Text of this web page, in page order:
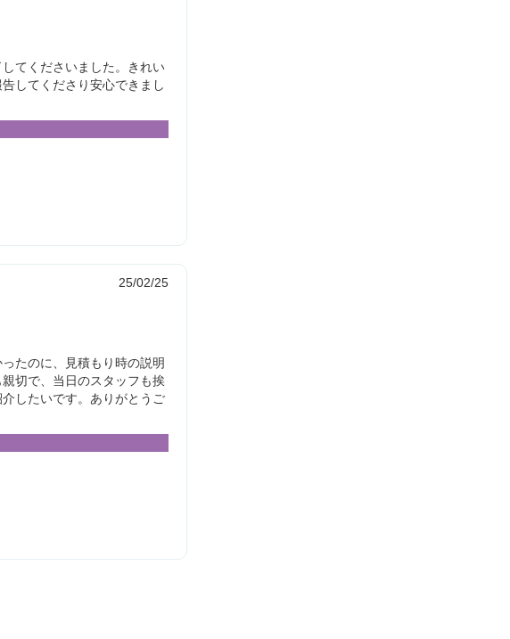
てくださいました。きれい
してくださり安心できまし
25/02/25
たのに、見積もり時の説明
切で、当日のスタッフも挨
したいです。ありがとうご